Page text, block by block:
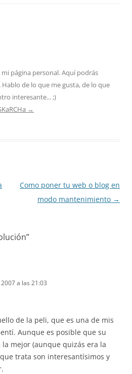
página personal. Aquí podrás
de lo que me gusta, de lo que
interesante... ;)
→
Como poner tu web o blog en
modo mantenimiento →
”
a las 21:03
de la peli, que es una de mis
Aunque es posible que su
mejor (aunque quizás era la
trata son interesantísimos y